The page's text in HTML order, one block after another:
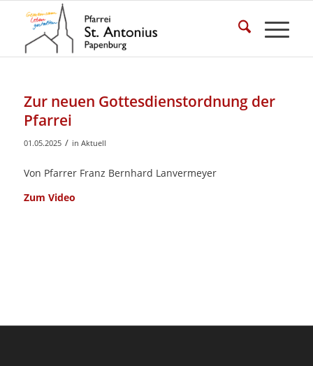
Zur neuen Gottesdienstordnung der
Pfarrei
01.05.2025 / in Aktuell
Von Pfarrer Franz Bernhard Lanvermeyer
Zum Video